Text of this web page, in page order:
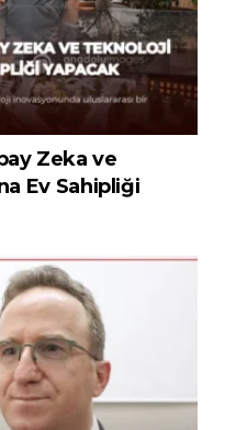
Zeka ve
Ev Sahipliği